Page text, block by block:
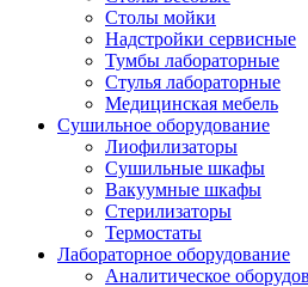
Столы мойки
Надстройки сервисные
Тумбы лабораторные
Стулья лабораторные
Медицинская мебель
Сушильное оборудование
Лиофилизаторы
Сушильные шкафы
Вакуумные шкафы
Стерилизаторы
Термостаты
Лабораторное оборудование
Аналитическое